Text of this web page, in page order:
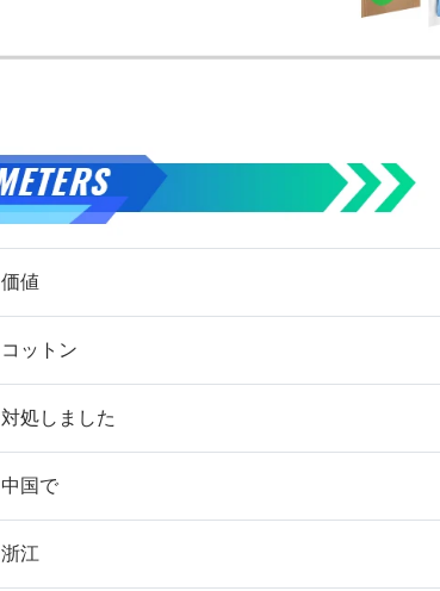
価値
コットン
対処しました
中国で
浙江